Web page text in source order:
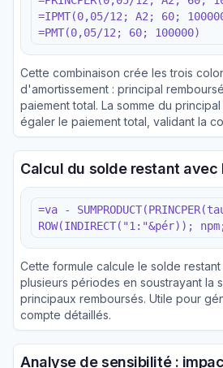
=IPMT(0,05/12; A2; 60;
=PMT(0,05/12; 60; 100000)
Cette combinaison crée les trois
d'amortissement : principal
paiement total. La somme du
égaler le paiement total, validant la
Calcul du solde restant avec
=va -
ROW(INDIRECT("1:"&pér));
Cette formule calcule le solde
plusieurs périodes en soustrayant la
principaux remboursés. Utile pour
compte détaillés.
Analyse de sensibilité :